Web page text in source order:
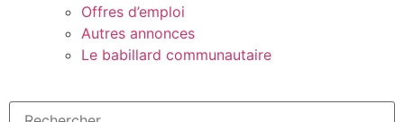
Offres d’emploi
Autres annonces
Le babillard communautaire